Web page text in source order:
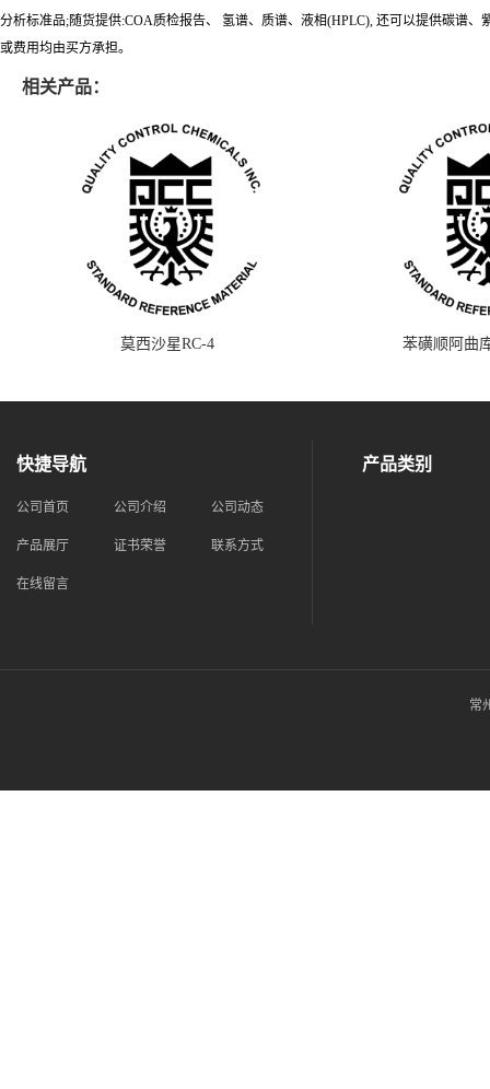
分析标准品;随货提供:COA质检报告、 氢谱、质谱、液相(HPLC), 还可以提供碳谱
或费用均由买方承担。
相关产品：
莫西沙星RC-4 苯磺顺阿曲
快捷导航
公司首页 公司介绍 公司动态
产品展厅 证书荣誉 联系方式
在线留言
产品类别
常